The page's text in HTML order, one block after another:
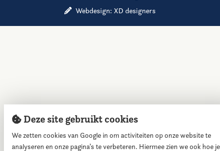
Webdesign:XD designers
Deze site gebruikt cookies
We zetten cookies van Google in om activiteiten op onze website te
analyseren en onze pagina’s te verbeteren. Hiermee zien we ook hoe je